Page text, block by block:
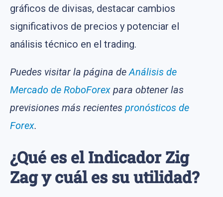
gráficos de divisas, destacar cambios
significativos de precios y potenciar el
análisis técnico en el trading.
Puedes visitar la página deAnálisis de
Mercado de RoboForex para obtener las
previsiones más recientes pronósticos de
Forex.
¿Qué es el Indicador Zig
Zag y cuál es su utilidad?